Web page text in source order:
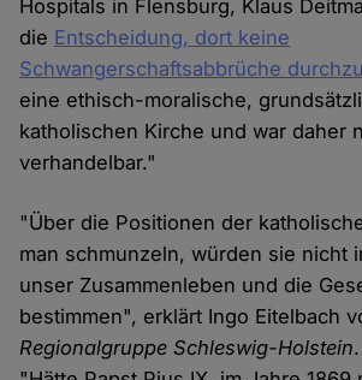
Hospitals in Flensburg, Klaus
die Entscheidung, dort keine
Schwangerschaftsabbrüche
eine ethisch-moralische,
katholischen Kirche und war daher
verhandelbar."
"Über die Positionen der
man schmunzeln, würden sie nicht
unser Zusammenleben und die
bestimmen", erklärt Ingo Eitelbach
Regionalgruppe Schleswig-Holstein